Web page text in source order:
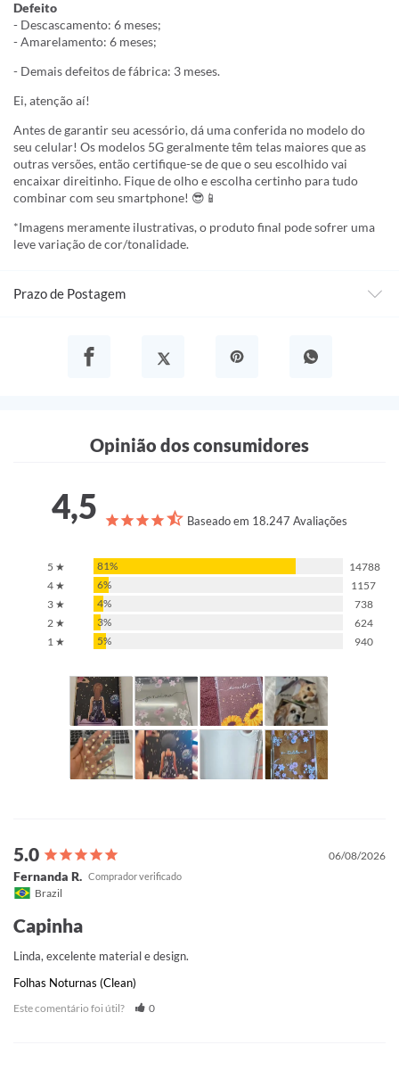
Defeito
- Descascamento: 6 meses;
- Amarelamento: 6 meses;
- Demais defeitos de fábrica: 3 meses.
Ei, atenção aí!
Antes de garantir seu acessório, dá uma conferida no modelo do
seu celular! Os modelos 5G geralmente têm telas maiores que as
outras versões, então certifique-se de que o seu escolhido vai
encaixar direitinho. Fique de olho e escolha certinho para tudo
combinar com seu smartphone! 😎📱
*Imagens meramente ilustrativas, o produto final pode sofrer uma
leve variação de cor/tonalidade.
Prazo de Postagem
Opinião dos consumidores
4,5 Baseado em 18.247 Avaliações
5 ★ 81%
14788
4 ★
6%
1157
3 ★
4%
738
2 ★
3%
624
1 ★
5% 940
06/08/2026
Fernanda R.
Brazil
Capinha
Linda, excelente material e design.
Folhas Noturnas (Clean)
Este comentário foi útil? 0
CUPOM INÉDITO EXTRA
Coloque o email para liberar a oferta
Não gosto de presentes
Ao se cadastrar você estará concordando com a nossa
de Privacidade.